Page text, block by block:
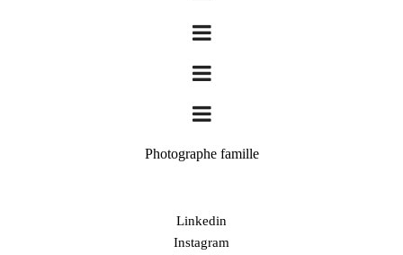
Photographe famille
Linkedin
Instagram